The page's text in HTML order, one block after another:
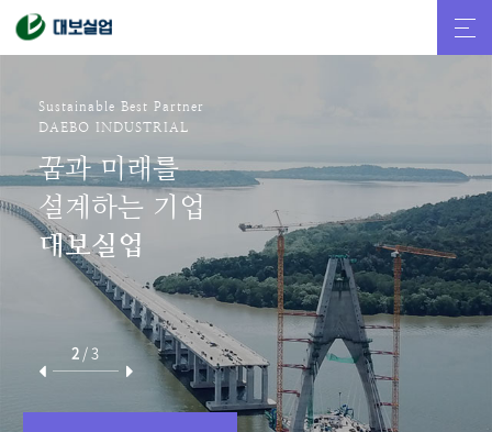
Sustainable Best Partner
DAEBO INDUSTRIAL
꿈과 미래를
설계하는 기업
대보실업
2 / 3